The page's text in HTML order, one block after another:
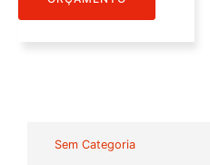
Sem Categoria